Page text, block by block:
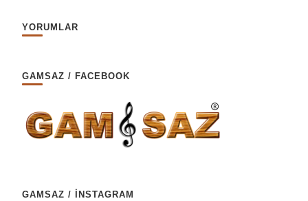
YORUMLAR
GAMSAZ / FACEBOOK
GAMSAZ / İNSTAGRAM